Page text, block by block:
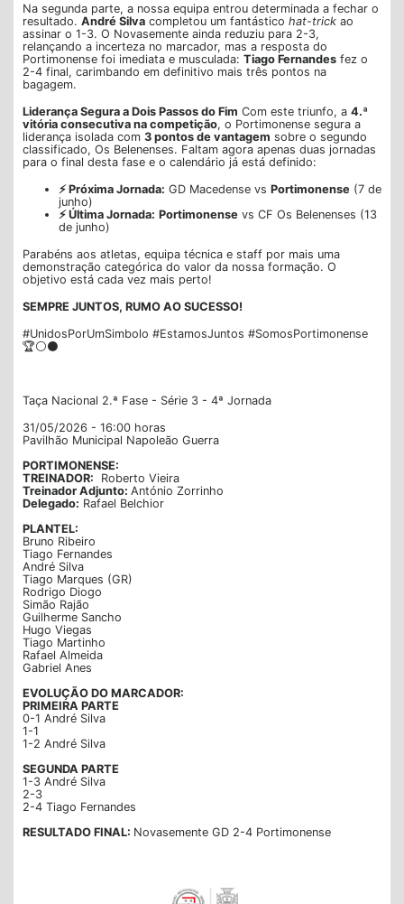
Na segunda parte, a nossa equipa entrou determinada a fechar o
resultado. André Silva completou um fantástico hat-trick ao
assinar o 1-3. O Novasemente ainda reduziu para 2-3,
relançando a incerteza no marcador, mas a resposta do
Portimonense foi imediata e musculada: Tiago Fernandes fez o
2-4 final, carimbando em definitivo mais três pontos na
bagagem.
Liderança Segura a Dois Passos do Fim Com este triunfo, a 4.ª
vitória consecutiva na competição, o Portimonense segura a
liderança isolada com 3 pontos de vantagem sobre o segundo
classificado, Os Belenenses. Faltam agora apenas duas jornadas
para o final desta fase e o calendário já está definido:
⚡ Próxima Jornada: GD Macedense vs Portimonense (7 de
junho)
⚡ Última Jornada: Portimonense vs CF Os Belenenses (13
de junho)
Parabéns aos atletas, equipa técnica e staff por mais uma
demonstração categórica do valor da nossa formação. O
objetivo está cada vez mais perto!
SEMPRE JUNTOS, RUMO AO SUCESSO!
#UnidosPorUmSimbolo #EstamosJuntos #SomosPortimonense
🏆⚪⚫
Taça Nacional 2.ª Fase - Série 3 - 4ª Jornada
31/05/2026 - 16:00 horas
Pavilhão Municipal Napoleão Guerra
PORTIMONENSE:
TREINADOR: Roberto Vieira
Treinador Adjunto: António Zorrinho
Delegado: Rafael Belchior
PLANTEL:
Bruno Ribeiro
Tiago Fernandes
André Silva
Tiago Marques (GR)
Rodrigo Diogo
Simão Rajão
Guilherme Sancho
Hugo Viegas
Tiago Martinho
Rafael Almeida
Gabriel Anes
EVOLUÇÃO DO MARCADOR:
PRIMEIRA PARTE
0-1 André Silva
1-1
1-2 André Silva
SEGUNDA PARTE
1-3 André Silva
2-3
2-4 Tiago Fernandes
RESULTADO FINAL: Novasemente GD 2-4 Portimonense